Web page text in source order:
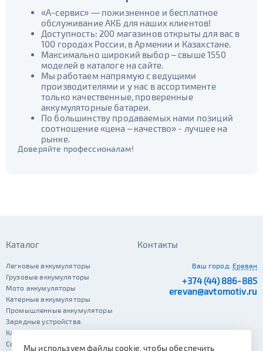
«А-сервис» — пожизненное и бесплатное
обслуживание АКБ для наших клиентов!
Доступность: 200 магазинов открыты для вас в
100 городах России, в Армении и Казахстане.
Максимально широкий выбор – свыше 1550
моделей в каталоге на сайте.
Мы работаем напрямую с ведущими
производителями и у нас в ассортименте
только качественные, проверенные
аккумуляторные батареи.
По большинству продаваемых нами позиций
соотношение «цена – качество» - лучшее на
рынке.
Доверяйте профессионалам!
Каталог
Легковые аккумуляторы
Грузовые аккумуляторы
Мото аккумуляторы
Катерные аккумуляторы
Промышленные аккумуляторы
Зарядные устройства
Клеммы
Сопутствующие автотовары
Контакты
Ваш город: Ереван
+374 (44) 886-885
erevan@avtomotiv.ru
Мы используем файлы cookie, чтобы обеспечить